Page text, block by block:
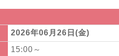
2026年06月26日(金)
15:00～